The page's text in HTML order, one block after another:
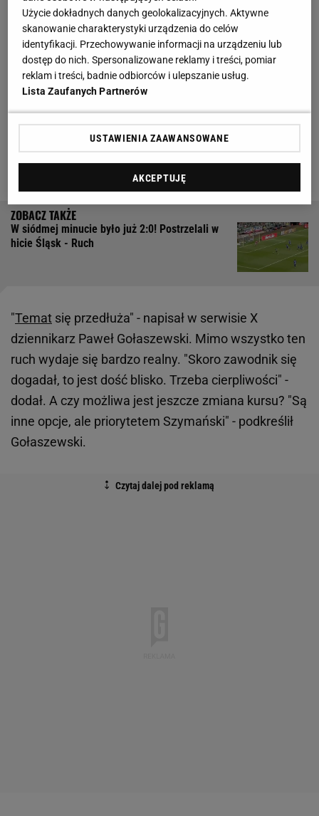
Po odejściu Maxiego Oyedele (do Strasbourga)
poszukiwany jest nowy defensywny pomocnik, gdyż
jedyną opcją trenera Edwarda Iordanescu jest Rafał
Augustyniak. Numerem jeden warszawian na tę
reprezentant Polski, obecnie występujący w AEK-u
Ateny (zdobył z tym klubem podwójną koronę w
W siódmej minucie było już 2:0! Postrzelali w
hicie Śląsk - Ruch
"Temat się przedłuża" - napisał w serwisie X
dziennikarz Paweł Gołaszewski. Mimo wszystko ten
ruch wydaje się bardzo realny. "Skoro zawodnik się
dogadał, to jest dość blisko. Trzeba cierpliwości" -
dodał. A czy możliwa jest jeszcze zmiana kursu? "Są
inne opcje, ale priorytetem Szymański" - podkreślił
Gołaszewski.
Użycie dokładnych danych geolokalizacyjnych. Aktywne
skanowanie charakterystyki urządzenia do celów
identyfikacji. Przechowywanie informacji na urządzeniu lub
dostęp do nich. Spersonalizowane reklamy i treści, pomiar
reklam i treści, badnie odbiorców i ulepszanie usług.
Lista Zaufanych Partnerów
USTAWIENIA ZAAWANSOWANE
AKCEPTUJĘ